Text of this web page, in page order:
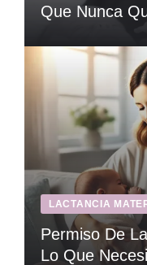
Que Nunca
LACTANCIA
Permiso De
Lo Que